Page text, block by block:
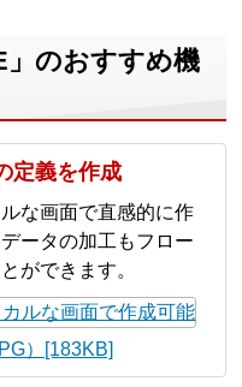
」のおすすめ機
定義を作成
な画面で直感的に作
ータの加工もフロー
ができます。
）[183KB]